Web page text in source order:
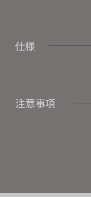
仕様
注意事項